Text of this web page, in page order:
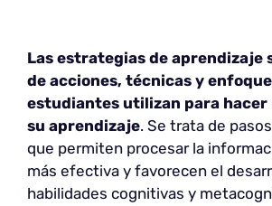
Las estrategias de aprendizaje
de acciones, técnicas y
estudiantes utilizan para hacer
su aprendizaje. Se trata de
que permiten procesar la
más efectiva y favorecen el
habilidades cognitivas y